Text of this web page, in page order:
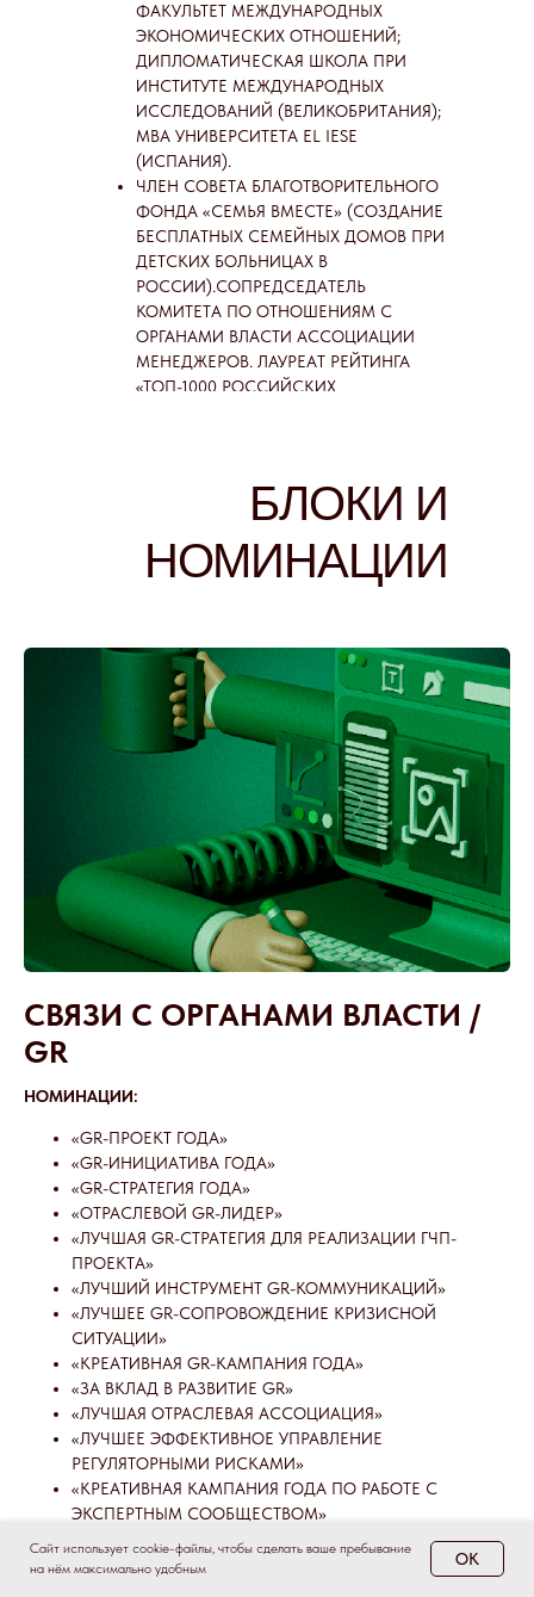
Сайт использует cookie-файлы, чтобы сделать ваше пребывание
на нём максимально удобным
OK
ФАКУЛЬТЕТ МЕЖДУНАРОДНЫХ
ЭКОНОМИЧЕСКИХ ОТНОШЕНИЙ;
ДИПЛОМАТИЧЕСКАЯ ШКОЛА ПРИ
ИНСТИТУТЕ МЕЖДУНАРОДНЫХ
ИССЛЕДОВАНИЙ (ВЕЛИКОБРИТАНИЯ);
MBA УНИВЕРСИТЕТА EL IESE
(ИСПАНИЯ).
ЧЛЕН СОВЕТА БЛАГОТВОРИТЕЛЬНОГО
ФОНДА «СЕМЬЯ ВМЕСТЕ» (СОЗДАНИЕ
БЕСПЛАТНЫХ СЕМЕЙНЫХ ДОМОВ ПРИ
ДЕТСКИХ БОЛЬНИЦАХ В
РОССИИ).СОПРЕДСЕДАТЕЛЬ
КОМИТЕТА ПО ОТНОШЕНИЯМ С
ОРГАНАМИ ВЛАСТИ АССОЦИАЦИИ
МЕНЕДЖЕРОВ. ЛАУРЕАТ РЕЙТИНГА
«ТОП-1000 РОССИЙСКИХ
БЛОКИ И
НОМИНАЦИИ
СВЯЗИ С ОРГАНАМИ ВЛАСТИ /
GR
НОМИНАЦИИ:
«GR-ПРОЕКТ ГОДА»
«GR-ИНИЦИАТИВА ГОДА»
«GR-СТРАТЕГИЯ ГОДА»
«ОТРАСЛЕВОЙ GR-ЛИДЕР»
«ЛУЧШАЯ GR-СТРАТЕГИЯ ДЛЯ РЕАЛИЗАЦИИ ГЧП-
ПРОЕКТА»
«ЛУЧШИЙ ИНСТРУМЕНТ GR-КОММУНИКАЦИЙ»
«ЛУЧШЕЕ GR-СОПРОВОЖДЕНИЕ КРИЗИСНОЙ
СИТУАЦИИ»
«КРЕАТИВНАЯ GR-КАМПАНИЯ ГОДА»
«ЗА ВКЛАД В РАЗВИТИЕ GR»
«ЛУЧШАЯ ОТРАСЛЕВАЯ АССОЦИАЦИЯ»
«ЛУЧШЕЕ ЭФФЕКТИВНОЕ УПРАВЛЕНИЕ
РЕГУЛЯТОРНЫМИ РИСКАМИ»
«КРЕАТИВНАЯ КАМПАНИЯ ГОДА ПО РАБОТЕ С
ЭКСПЕРТНЫМ СООБЩЕСТВОМ»
«ОБРАЗОВАТЕЛЬНО-ПРОСВЕТИТЕЛЬСКИЙ ПРОЕКТ
ГОДА»